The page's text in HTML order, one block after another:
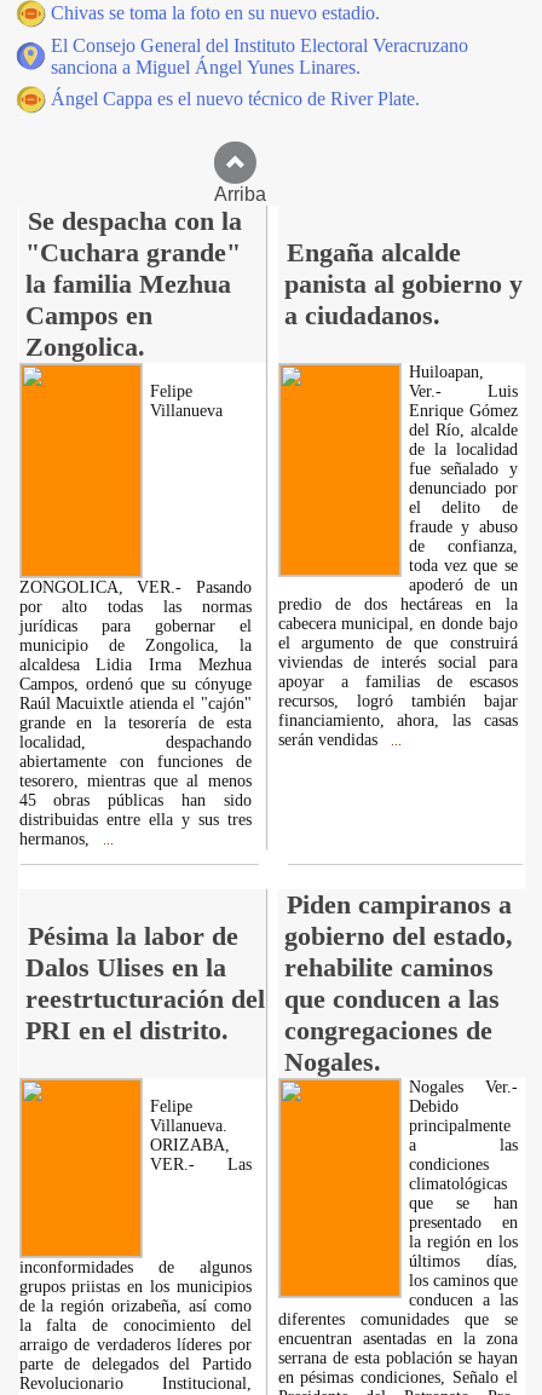
Chivas se toma la foto en su nuevo estadio.
El Consejo General del Instituto Electoral Veracruzano
sanciona a Miguel Ángel Yunes Linares.
Ángel Cappa es el nuevo técnico de River Plate.
Arriba
Se despacha con la
"Cuchara grande"
la familia Mezhua
Campos en
Zongolica.
Engaña alcalde
panista al gobierno y
a ciudadanos.
Felipe
Villanueva
ZONGOLICA, VER.- Pasando
por alto todas las normas
jurídicas para gobernar el
municipio de Zongolica, la
alcaldesa Lidia Irma Mezhua
Campos, ordenó que su cónyuge
Raúl Macuixtle atienda el "cajón"
grande en la tesorería de esta
localidad, despachando
abiertamente con funciones de
tesorero, mientras que al menos
45 obras públicas han sido
distribuidas entre ella y sus tres
hermanos,
Huiloapan,
Ver.- Luis
Enrique Gómez
del Río, alcalde
de la localidad
fue señalado y
denunciado por
el delito de
fraude y abuso
de confianza,
toda vez que se
apoderó de un
predio de dos hectáreas en la
cabecera municipal, en donde bajo
el argumento de que construirá
viviendas de interés social para
apoyar a familias de escasos
recursos, logró también bajar
financiamiento, ahora, las casas
serán vendidas
Pésima la labor de
Dalos Ulises en la
reestrtucturación del
PRI en el distrito.
Piden campiranos a
gobierno del estado,
rehabilite caminos
que conducen a las
congregaciones de
Nogales.
Felipe
Villanueva.
ORIZABA,
VER.- Las
inconformidades de algunos
grupos priistas en los municipios
de la región orizabeña, así como
la falta de conocimiento del
arraigo de verdaderos líderes por
parte de delegados del Partido
Revolucionario Institucional,
Nogales Ver.-
Debido
principalmente
a las
condiciones
climatológicas
que se han
presentado en
la región en los
últimos días,
los caminos que
conducen a las
diferentes comunidades que se
encuentran asentadas en la zona
serrana de esta población se hayan
en pésimas condiciones, Señalo el